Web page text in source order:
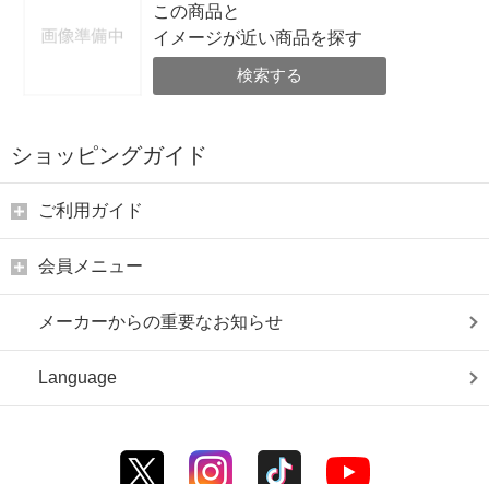
この商品と
イメージが近い商品を探す
検索する
ショッピングガイド
ご利用ガイド
会員メニュー
メーカーからの重要なお知らせ
Language